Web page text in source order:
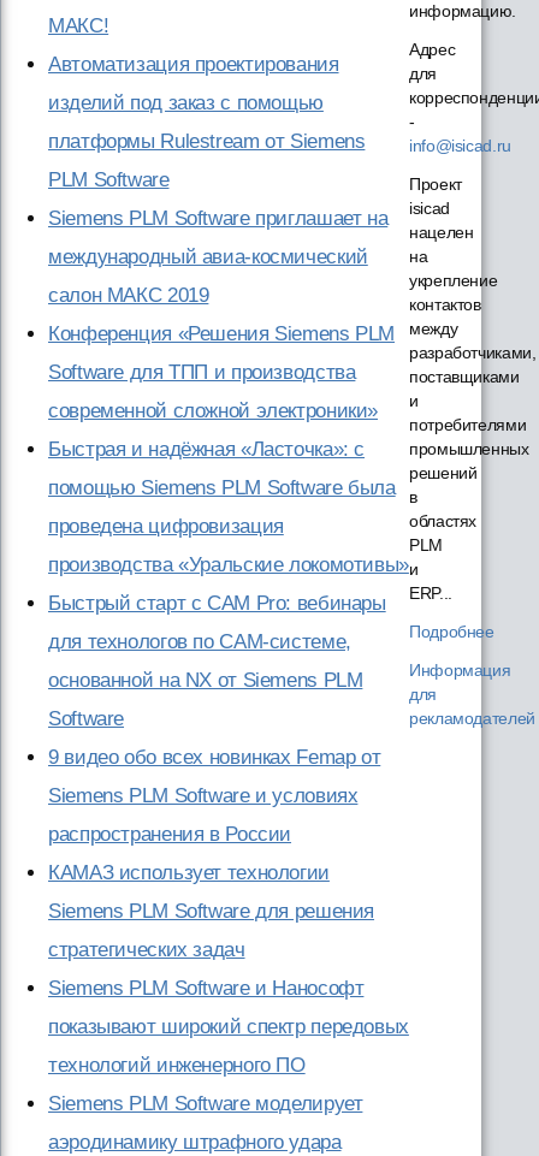
МАКС!
Автоматизация проектирования
изделий под заказ с помощью
платформы Rulestream от Siemens
PLM Software
Siemens PLM Software приглашает на
международный авиа-космический
салон МАКС 2019
Конференция «Решения Siemens PLM
Software для ТПП и производства
современной сложной электроники»
Быстрая и надёжная «Ласточка»: с
помощью Siemens PLM Software была
проведена цифровизация
производства «Уральские локомотивы»
Быстрый старт с CAM Pro: вебинары
для технологов по CAM-системе,
основанной на NX от Siemens PLM
Software
9 видео обо всех новинках Femap от
Siemens PLM Software и условиях
распространения в России
КАМАЗ использует технологии
Siemens PLM Software для решения
стратегических задач
Siemens PLM Software и Нанософт
показывают широкий спектр передовых
технологий инженерного ПО
Siemens PLM Software моделирует
аэродинамику штрафного удара
информацию.
Адрес
для
-
info@isicad.ru
Проект
isicad
нацелен
на
укрепление
контактов
между
разработчиками,
поставщиками
и
потребителями
промышленных
решений
в
областях
PLM
и
ERP...
Подробнее
Информация
для
рекламодателей